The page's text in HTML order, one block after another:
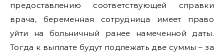
предоставлению соответствующей справки
врача, беременная сотрудница имеет право
уйти на больничный ранее намеченной даты.
Тогда к выплате будут подлежать две суммы – за